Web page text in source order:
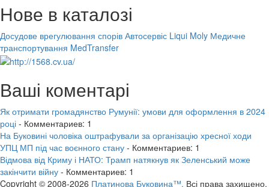
Нове в каталозі
Досудове врегулювання спорів Автосервіс Liqui Moly Медичне
транспортування MedTransfer
Ваші коментарі
Як отримати громадянство Румунії: умови для оформлення в 2024
році - Комментариев: 1
На Буковині чоловіка оштрафували за організацію хресної ходи
УПЦ МП під час воєнного стану - Комментариев: 1
Відмова від Криму і НАТО: Трамп натякнув як Зеленський може
закінчити війну - Комментариев: 1
Copyright © 2008-2026 Платинова Буковина™. Всі права захищено.